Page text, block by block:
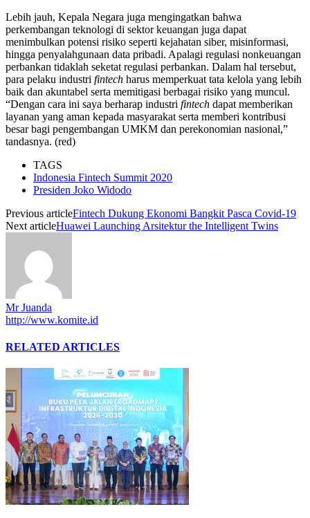
Lebih jauh, Kepala Negara juga mengingatkan bahwa
perkembangan teknologi di sektor keuangan juga dapat
menimbulkan potensi risiko seperti kejahatan siber, misinformasi,
hingga penyalahgunaan data pribadi. Apalagi regulasi nonkeuangan
perbankan tidaklah seketat regulasi perbankan. Dalam hal tersebut,
para pelaku industri fintech harus memperkuat tata kelola yang lebih
baik dan akuntabel serta memitigasi berbagai risiko yang muncul.
“Dengan cara ini saya berharap industri fintech dapat memberikan
layanan yang aman kepada masyarakat serta memberi kontribusi
besar bagi pengembangan UMKM dan perekonomian nasional,”
tandasnya. (red)
TAGS
Indonesia Fintech Summit 2020
Presiden Joko Widodo
Previous articleFintech Dukung Ekonomi Bangkit Pasca Covid-19
Next articleHuawei Launching Arsitektur the Intelligent Twins
Mr Juanda
http://www.komite.id
RELATED ARTICLES